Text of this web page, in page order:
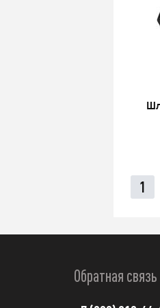
1
Обратная связь